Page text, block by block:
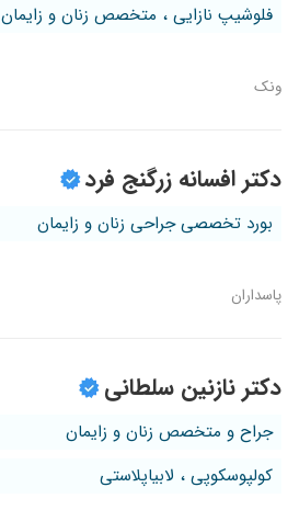
فلوشیپ نازایی ، متخصص زنان و زایمان
ونک
دکتر افسانه زرگنج فرد
بورد تخصصی جراحی زنان و زایمان
پاسداران
دکتر نازنین سلطانی
جراح و متخصص زنان و زایمان
کولپوسکوپی ، لابیاپلاستی